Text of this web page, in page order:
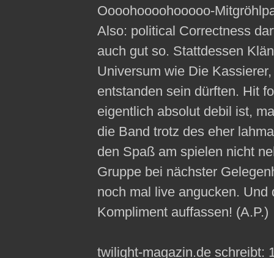
Oooohoooohooooo-
Also: political Correctness
auch gut so. Stattdessen
Universum wie Die
entstanden sein dürften. Hit
eigentlich absolut debil ist,
die Band trotz des eher
den Spaß am spielen nicht
Gruppe bei nächster
noch mal live angucken.
Kompliment auffassen! (A.P.)
twilight-magazin.de schreibt: